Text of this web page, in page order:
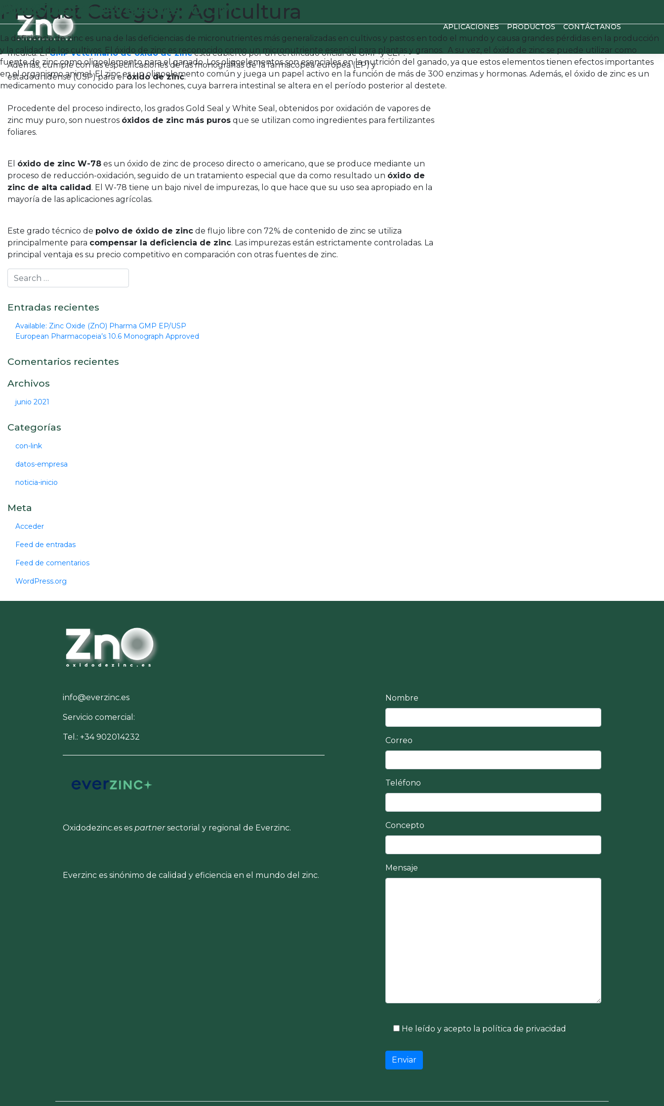
APLICACIONES PRODUCTOS CONTÁCTANOS
Product Category: Agricultura
La deficiencia de zinc es una de las deficiencias de micronutrientes más generalizadas en cultivos y pastos en todo el mundo y causa grandes pérdidas en la producción
y la calidad de los cultivos. El óxido de zinc es reconocido como un micronutriente esencial para plantas y granos. A su vez, el óxido de zinc se puede utilizar como
fuente de zinc como oligoelemento para el ganado. Los oligoelementos son esenciales en la nutrición del ganado, ya que estos elementos tienen efectos importantes
en el organismo animal. El zinc es un oligoelemento común y juega un papel activo en la función de más de 300 enzimas y hormonas. Además, el óxido de zinc es un
medicamento muy conocido para los lechones, cuya barrera intestinal se altera en el período posterior al destete.
Óxido de Zinc Veterinario GMP
Con un contenido de plomo de menos de 50 partes por millón (PPM), este
controla estrictamente en cada etapa de su proceso de producción de conformidad con la legislación de
buen proceso de fabricación (GMP). Esto lo hace apto para un tratamiento veterinario con prescripción
médica. ElGMP veterinario de óxido de zincestá cubierto por un certificado oficial de GMP y CEP.
Además, cumple con las especificaciones de las monografías de la farmacopea europea (EP) y
estadounidense (USP) para elóxido de zinc.
French process grades
Procedente del proceso indirecto, los grados Gold Seal y White Seal, obtenidos por oxidación de vapores de
zinc muy puro, son nuestros óxidos de zinc más puros que se utilizan como ingredientes para fertilizantes
foliares.
W-78
El óxido de zinc W-78 es un óxido de zinc de proceso directo o americano, que se produce mediante un
proceso de reducción-oxidación, seguido de un tratamiento especial que da como resultado un óxido de
zinc de alta calidad. El W-78 tiene un bajo nivel de impurezas, lo que hace que su uso sea apropiado en la
mayoría de las aplicaciones agrícolas.
Afox 72
Este grado técnico de polvo de óxido de zinc de flujo libre con 72% de contenido de zinc se utiliza
principalmente para compensar la deficiencia de zinc. Las impurezas están estrictamente controladas. La
principal ventaja es su precio competitivo en comparación con otras fuentes de zinc.
Entradas recientes
Available: Zinc Oxide (ZnO) Pharma GMP EP/USP
European Pharmacopeia’s 10.6 Monograph Approved
Comentarios recientes
Archivos
junio 2021
Categorías
con-link
datos-empresa
noticia-inicio
Meta
Acceder
Feed de entradas
Feed de comentarios
WordPress.org
info@everzinc.es
Servicio comercial:
Tel.: +34 902014232
Oxidodezinc.es es partnersectorial y regional de Everzinc.
Everzinc es sinónimo de calidad y eficiencia en el mundo del zinc.
Nombre
Correo
Teléfono
Concepto
Mensaje
He leído y acepto la política de privacidad